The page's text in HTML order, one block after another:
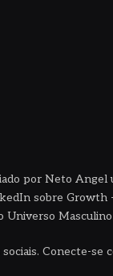
por Neto Angel
sobre Growth
Universo
sociais. Conecte-se